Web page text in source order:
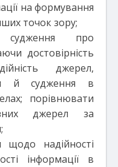
на формування
точок зору;
судження про
достовірність
джерел,
й судження в
порівнювати
джерел за
щодо надійності
інформації в